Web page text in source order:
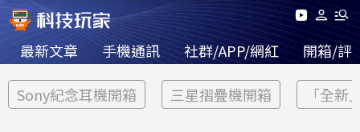
最新文章 手機通訊 社群/APP/網紅 開箱/評
Sony紀念耳機開箱 三星摺疊機開箱 「全新